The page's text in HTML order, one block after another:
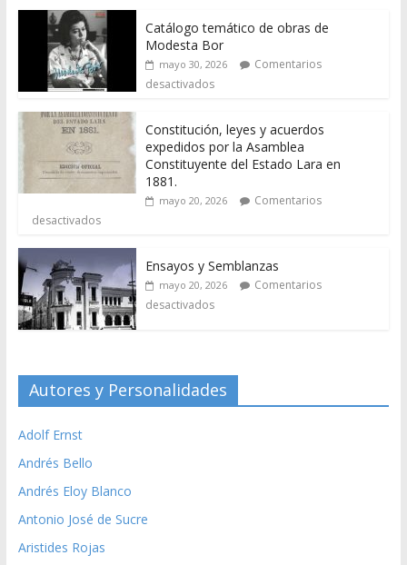
Catálogo temático de obras de
Modesta Bor
mayo 30, 2026
Comentarios
desactivados
Constitución, leyes y acuerdos
expedidos por la Asamblea
Constituyente del Estado Lara en
1881.
mayo 20, 2026
Comentarios
desactivados
Ensayos y Semblanzas
mayo 20, 2026
Comentarios
desactivados
Autores y Personalidades
Adolf Ernst
Andrés Bello
Andrés Eloy Blanco
Antonio José de Sucre
Aristides Rojas